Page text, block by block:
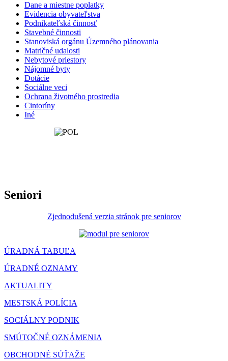
Dane a miestne poplatky
Evidencia obyvateľstva
Podnikateľská činnosť
Stavebné činnosti
Stanoviská orgánu Územného plánovania
Matričné udalosti
Nebytové priestory
Nájomné byty
Dotácie
Sociálne veci
Ochrana životného prostredia
Cintoríny
Iné
Seniori
Zjednodušená verzia stránok pre seniorov
ÚRADNÁ TABUĽA
ÚRADNÉ OZNAMY
AKTUALITY
MESTSKÁ POLÍCIA
SOCIÁLNY PODNIK
SMÚTOČNÉ OZNÁMENIA
OBCHODNÉ SÚŤAŽE